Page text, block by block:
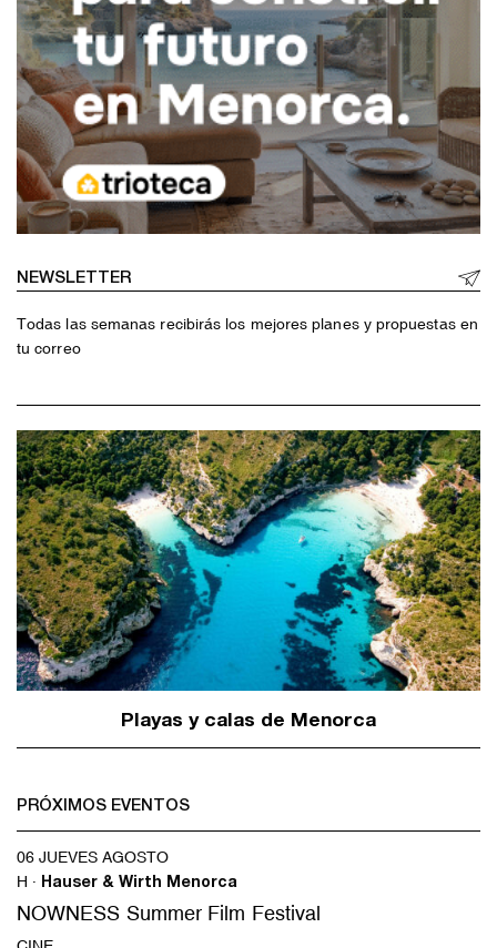
NEWSLETTER
Todas las semanas recibirás los mejores planes y propuestas en
tu correo
Playas y calas de Menorca
PRÓXIMOS EVENTOS
06 JUEVES AGOSTO
H · Hauser & Wirth Menorca
NOWNESS Summer Film Festival